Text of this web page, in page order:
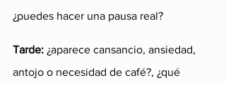
¿puedes hacer una pausa real?
Tarde: ¿aparece cansancio, ansiedad,
antojo o necesidad de café?, ¿qué